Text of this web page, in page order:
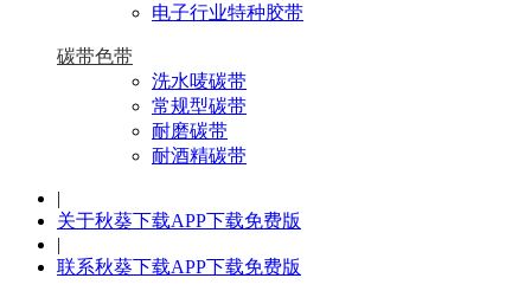
电子行业特种胶带
碳带色带
洗水唛碳带
常规型碳带
耐磨碳带
耐酒精碳带
|
关于秋葵下载APP下载免费版
|
联系秋葵下载APP下载免费版